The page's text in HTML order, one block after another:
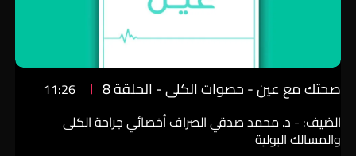
صحتك مع عين - حصوات الكلى - الحلقة 8
11:26
الضيف: - د. محمد صدقي الصراف أخصائي جراحة الكلى
والمسالك البولية